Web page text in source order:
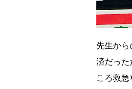
先生か
済だった
ころ救